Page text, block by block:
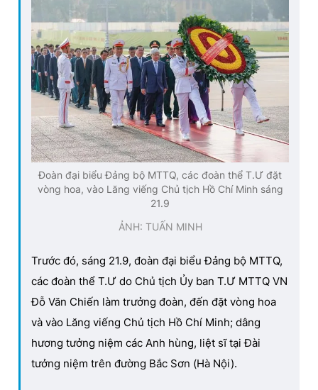
Đoàn đại biểu Đảng bộ MTTQ, các đoàn thể T.Ư đặt
vòng hoa, vào Lăng viếng Chủ tịch Hồ Chí Minh sáng
21.9
ẢNH: TUẤN MINH
Trước đó, sáng 21.9, đoàn đại biểu Đảng bộ MTTQ,
các đoàn thể T.Ư do Chủ tịch Ủy ban T.Ư MTTQ VN
Đỗ Văn Chiến làm trưởng đoàn, đến đặt vòng hoa
và vào Lăng viếng Chủ tịch Hồ Chí Minh; dâng
hương tưởng niệm các Anh hùng, liệt sĩ tại Đài
tưởng niệm trên đường Bắc Sơn (Hà Nội).